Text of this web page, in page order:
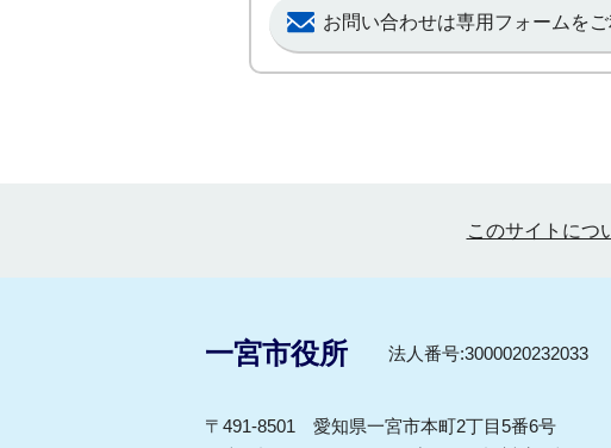
お問い合わせは専用フォームをご
このサイトにつ
一宮市役所 法人番号:3000020232033
〒491-8501 愛知県一宮市本町2丁目5番6号